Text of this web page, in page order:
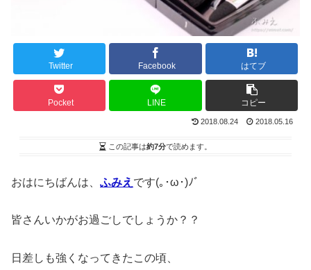
Twitter Facebook はてブ
Pocket LINE コピー
2018.08.24 2018.05.16
この記事は約7分で読めます。
おはにちばんは、 ふみえ です(｡･ω･)ﾉﾞ
皆さんいかがお過ごしでしょうか？？
日差しも強くなってきたこの頃、